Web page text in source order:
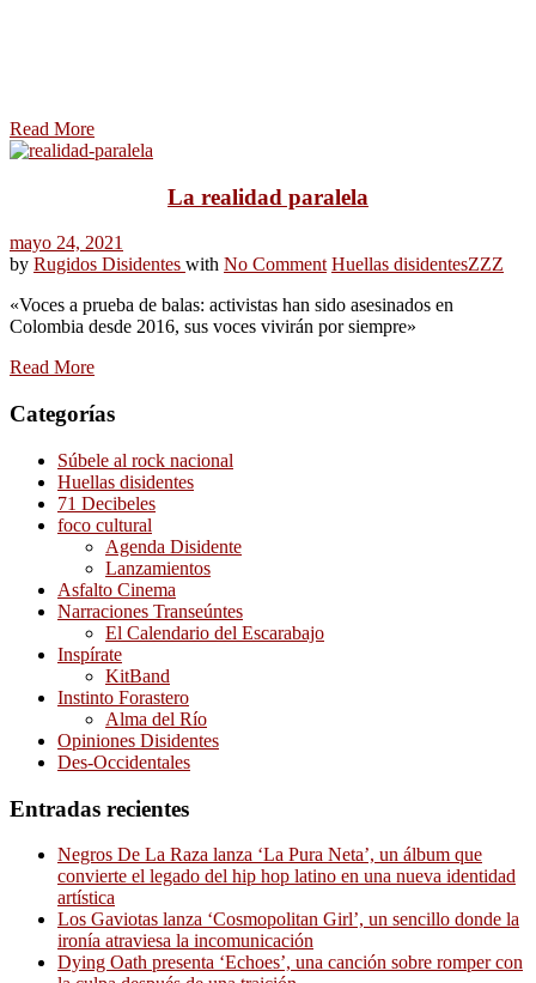
Read More
La realidad paralela
mayo 24, 2021
by Rugidos Disidentes with No Comment Huellas disidentesZZZ
«Voces a prueba de balas: activistas han sido asesinados en
Colombia desde 2016, sus voces vivirán por siempre»
Read More
Categorías
Súbele al rock nacional
Huellas disidentes
71 Decibeles
foco cultural
Agenda Disidente
Lanzamientos
Asfalto Cinema
Narraciones Transeúntes
El Calendario del Escarabajo
Inspírate
KitBand
Instinto Forastero
Alma del Río
Opiniones Disidentes
Des-Occidentales
Entradas recientes
Negros De La Raza lanza ‘La Pura Neta’, un álbum que
convierte el legado del hip hop latino en una nueva identidad
artística
Los Gaviotas lanza ‘Cosmopolitan Girl’, un sencillo donde la
ironía atraviesa la incomunicación
Dying Oath presenta ‘Echoes’, una canción sobre romper con